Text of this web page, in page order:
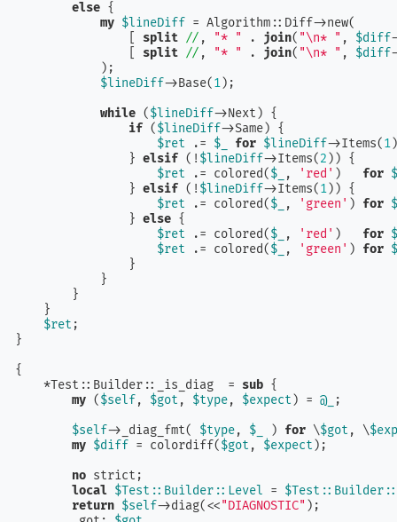
else {
my $lineDiff = Algorithm::Diff->new(
split // , "* " . join( "\n* " , $diff
split // , "* " . join( "\n* " , $diff
            );
$lineDiff->Base(1);
while ($lineDiff->Next) {
if ($lineDiff->Same) {
$ret .= $_ for $lineDiff->Items(1
                }
elsif (! $lineDiff->Items(2)) {
$ret .= colored($_ , 'red' ) for
                }
elsif (! $lineDiff->Items(1)) {
$ret .= colored($_ , 'green' ) for
                }
else {
$ret .= colored($_ , 'red' ) for
$ret .= colored($_ , 'green' ) for
                }
            }
        }
    }
$ret ;
}
{
    *Test::Builder::_is_diag  =
sub {
my ($self, $got , $type, $expect) = @_ ;
$self->_diag_fmt( $type, $_ ) for \$got , \
my $diff = colordiff($got , $expect);
no strict;
local $Test::Builder::Level =
return $self->diag(<<"DIAGNOSTIC" );